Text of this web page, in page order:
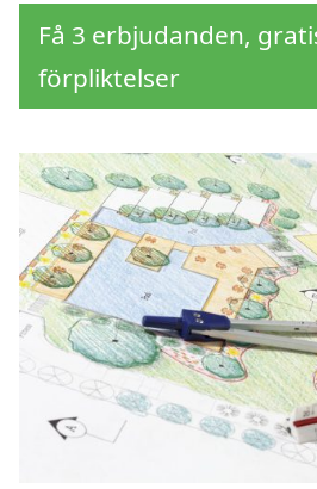
Få 3 erbjudanden,
förpliktelser